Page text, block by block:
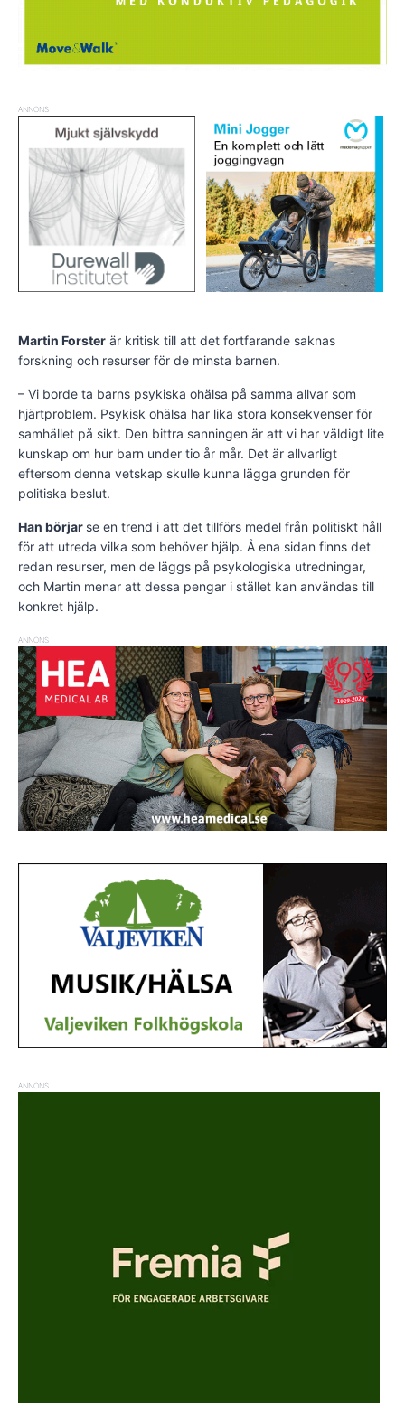
ANNONS
Martin Forster är kritisk till att det fortfarande saknas
forskning och resurser för de minsta barnen.
– Vi borde ta barns psykiska ohälsa på samma allvar som
hjärtproblem. Psykisk ohälsa har lika stora konsekvenser för
samhället på sikt. Den bittra sanningen är att vi har väldigt lite
kunskap om hur barn under tio år mår. Det är allvarligt
eftersom denna vetskap skulle kunna lägga grunden för
politiska beslut.
Han börjar se en trend i att det tillförs medel från politiskt håll
för att utreda vilka som behöver hjälp. Å ena sidan finns det
redan resurser, men de läggs på psykologiska utredningar,
och Martin menar att dessa pengar i stället kan användas till
konkret hjälp.
ANNONS
ANNONS